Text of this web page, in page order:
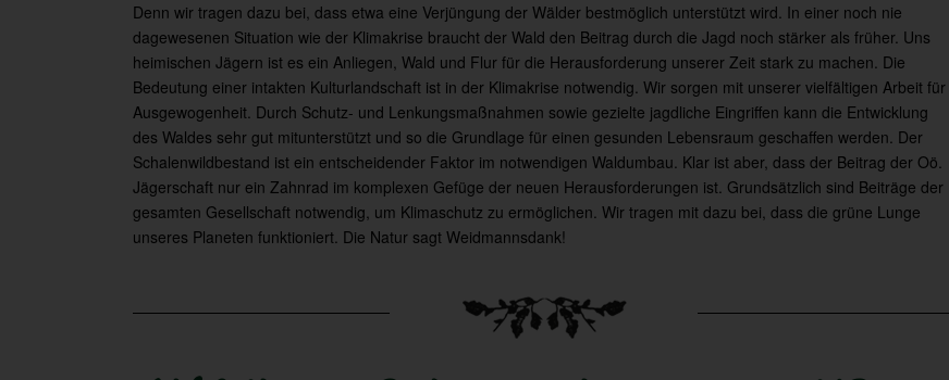
Denn wir tragen dazu bei, dass etwa eine Verjüngung der Wälder bestmöglich unterstützt wird. In einer noch nie
dagewesenen Situation wie der Klimakrise braucht der Wald den Beitrag durch die Jagd noch stärker als früher. Uns
heimischen Jägern ist es ein Anliegen, Wald und Flur für die Herausforderung unserer Zeit stark zu machen. Die
Bedeutung einer intakten Kulturlandschaft ist in der Klimakrise notwendig. Wir sorgen mit unserer vielfältigen Arbeit für
Ausgewogenheit. Durch Schutz- und Lenkungsmaßnahmen sowie gezielte jagdliche Eingriffen kann die Entwicklung
des Waldes sehr gut mitunterstützt und so die Grundlage für einen gesunden Lebensraum geschaffen werden. Der
Schalenwildbestand ist ein entscheidender Faktor im notwendigen Waldumbau. Klar ist aber, dass der Beitrag der Oö.
Jägerschaft nur ein Zahnrad im komplexen Gefüge der neuen Herausforderungen ist. Grundsätzlich sind Beiträge der
gesamten Gesellschaft notwendig, um Klimaschutz zu ermöglichen. Wir tragen mit dazu bei, dass die grüne Lunge
unseres Planeten funktioniert. Die Natur sagt Weidmannsdank!